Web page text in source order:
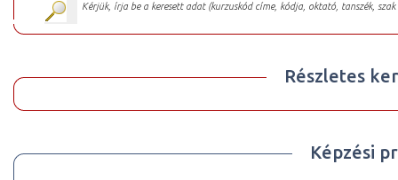
Kérjük, írja be a keresett adat (kurzuskód címe, kódja, oktató, tanszék,
Részletes
Képzési